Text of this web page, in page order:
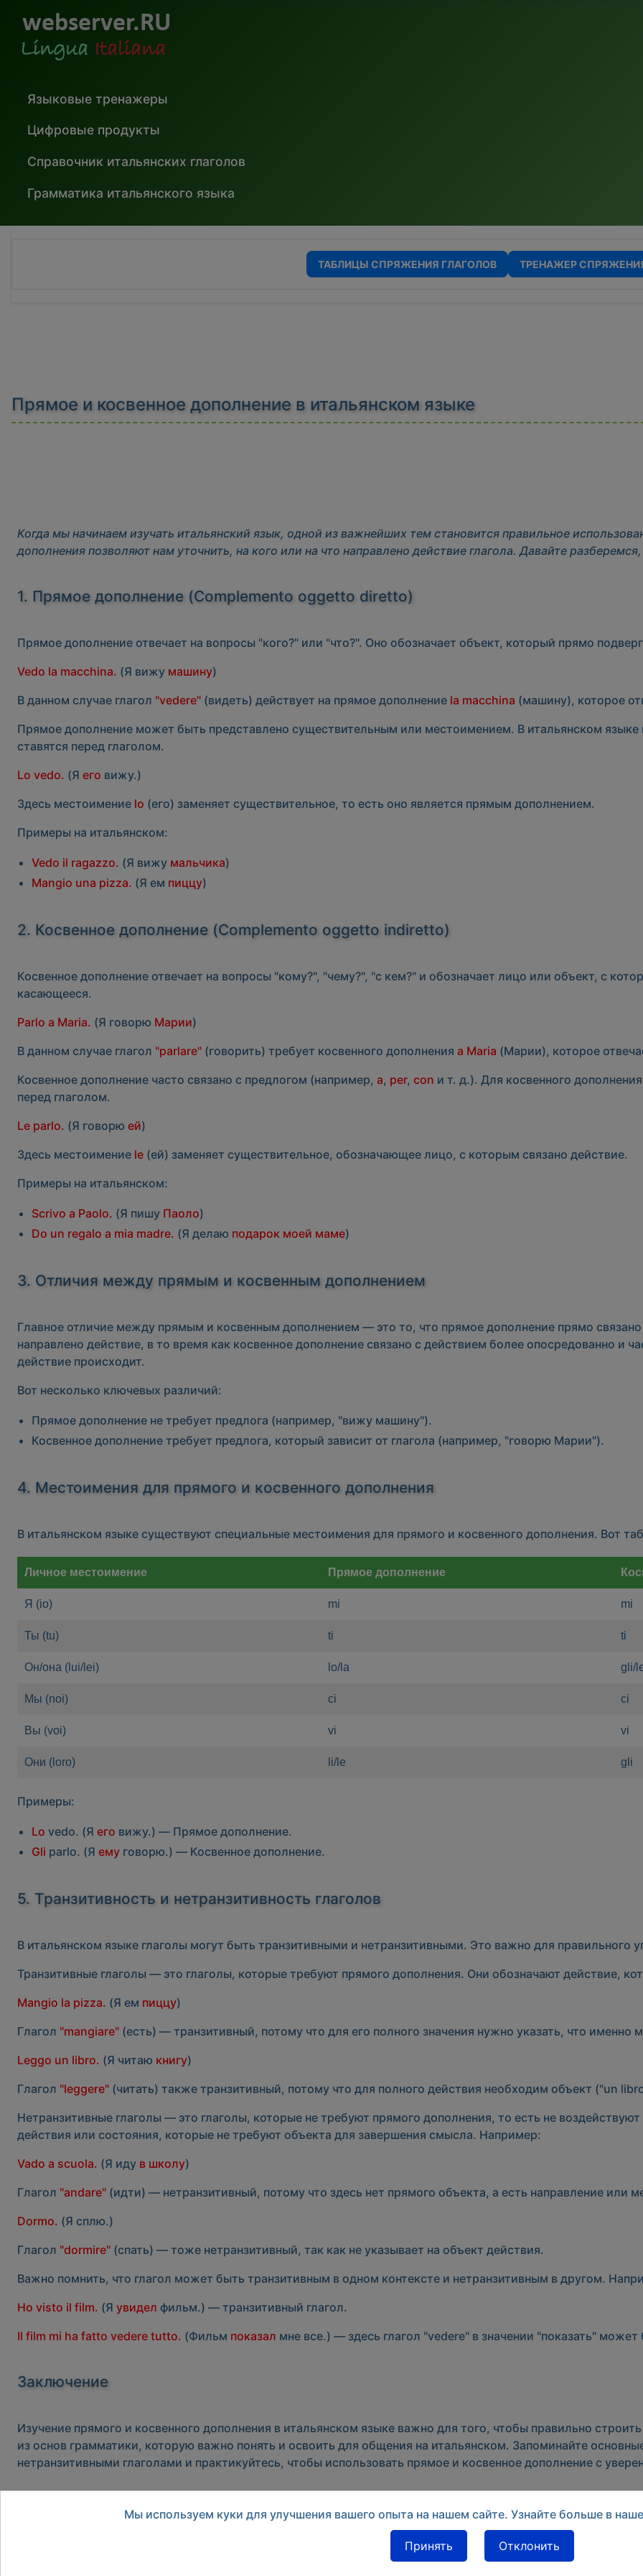
Языковые тренажеры
Цифровые продукты
Справочник итальянских глаголов
Грамматика итальянского языка
ТАБЛИЦЫ СПРЯЖЕНИЯ ГЛАГОЛОВ ТРЕНАЖЕР
Прямое и косвенное дополнение в итальянском языке
Когда мы начинаем изучать итальянский язык, одной из важнейших тем становится правильное
дополнения позволяют нам уточнить, на кого или на что направлено действие глагола. Давайте
1. Прямое дополнение (Complemento oggetto diretto)
Прямое дополнение отвечает на вопросы "кого?" или "что?". Оно обозначает объект, который прямо
Vedo la macchina. (Я вижу машину)
В данном случае глагол "vedere" (видеть) действует на прямое дополнение la macchina (машину), которое
Прямое дополнение может быть представлено существительным или местоимением. В итальянском
ставятся перед глаголом.
Lo vedo. (Я его вижу.)
Здесь местоимение lo (его) заменяет существительное, то есть оно является прямым дополнением.
Примеры на итальянском:
Vedo il ragazzo. (Я вижу мальчика)
Mangio una pizza. (Я ем пиццу)
2. Косвенное дополнение (Complemento oggetto indiretto)
Косвенное дополнение отвечает на вопросы "кому?", "чему?", "с кем?" и обозначает лицо или объект, с
касающееся.
Parlo a Maria. (Я говорю Марии)
В данном случае глагол "parlare" (говорить) требует косвенного дополнения a Maria (Марии), которое
Косвенное дополнение часто связано с предлогом (например, a, per, con и т. д.). Для косвенного
перед глаголом.
Le parlo. (Я говорю ей)
Здесь местоимение le (ей) заменяет существительное, обозначающее лицо, с которым связано действие.
Примеры на итальянском:
Scrivo a Paolo. (Я пишу Паоло)
Do un regalo a mia madre. (Я делаю подарок моей маме)
3. Отличия между прямым и косвенным дополнением
Главное отличие между прямым и косвенным дополнением — это то, что прямое дополнение прямо
направлено действие, в то время как косвенное дополнение связано с действием более опосредованно и
действие происходит.
Вот несколько ключевых различий:
Прямое дополнение не требует предлога (например, "вижу машину").
Косвенное дополнение требует предлога, который зависит от глагола (например, "говорю Марии").
4. Местоимения для прямого и косвенного дополнения
В итальянском языке существуют специальные местоимения для прямого и косвенного дополнения. Вот
Личное местоимение Прямое дополнение
Я (io) mi mi
Ты (tu) ti ti
Он/она (lui/lei) lo/la gli/
Мы (noi) ci ci
Вы (voi) vi vi
Они (loro) li/le gli
Примеры:
Lo vedo. (Я его вижу.) — Прямое дополнение.
Gli parlo. (Я ему говорю.) — Косвенное дополнение.
5. Транзитивность и нетранзитивность глаголов
В итальянском языке глаголы могут быть транзитивными и нетранзитивными. Это важно для правильного
Транзитивные глаголы — это глаголы, которые требуют прямого дополнения. Они обозначают действие,
Mangio la pizza. (Я ем пиццу)
Глагол "mangiare" (есть) — транзитивный, потому что для его полного значения нужно указать, что
Leggo un libro. (Я читаю книгу)
Глагол "leggere" (читать) также транзитивный, потому что для полного действия необходим объект ("un
Нетранзитивные глаголы — это глаголы, которые не требуют прямого дополнения, то есть не
действия или состояния, которые не требуют объекта для завершения смысла. Например:
Vado a scuola. (Я иду в школу)
Глагол "andare" (идти) — нетранзитивный, потому что здесь нет прямого объекта, а есть направление или
Dormo. (Я сплю.)
Глагол "dormire" (спать) — тоже нетранзитивный, так как не указывает на объект действия.
Важно помнить, что глагол может быть транзитивным в одном контексте и нетранзитивным в другом.
Ho visto il film. (Я увидел фильм.) — транзитивный глагол.
Il film mi ha fatto vedere tutto. (Фильм показал мне все.) — здесь глагол "vedere" в значении "показать"
Заключение
Изучение прямого и косвенного дополнения в итальянском языке важно для того, чтобы правильно
из основ грамматики, которую важно понять и освоить для общения на итальянском. Запоминайте
нетранзитивными глаголами и практикуйтесь, чтобы использовать прямое и косвенное дополнение с
Предыдущий: Прономинальные глаголы (i verbi pronominali) в итальянском языке
Мы используем куки для улучшения вашего опыта на нашем сайте. Узнайте больше в
Принять Отклонить